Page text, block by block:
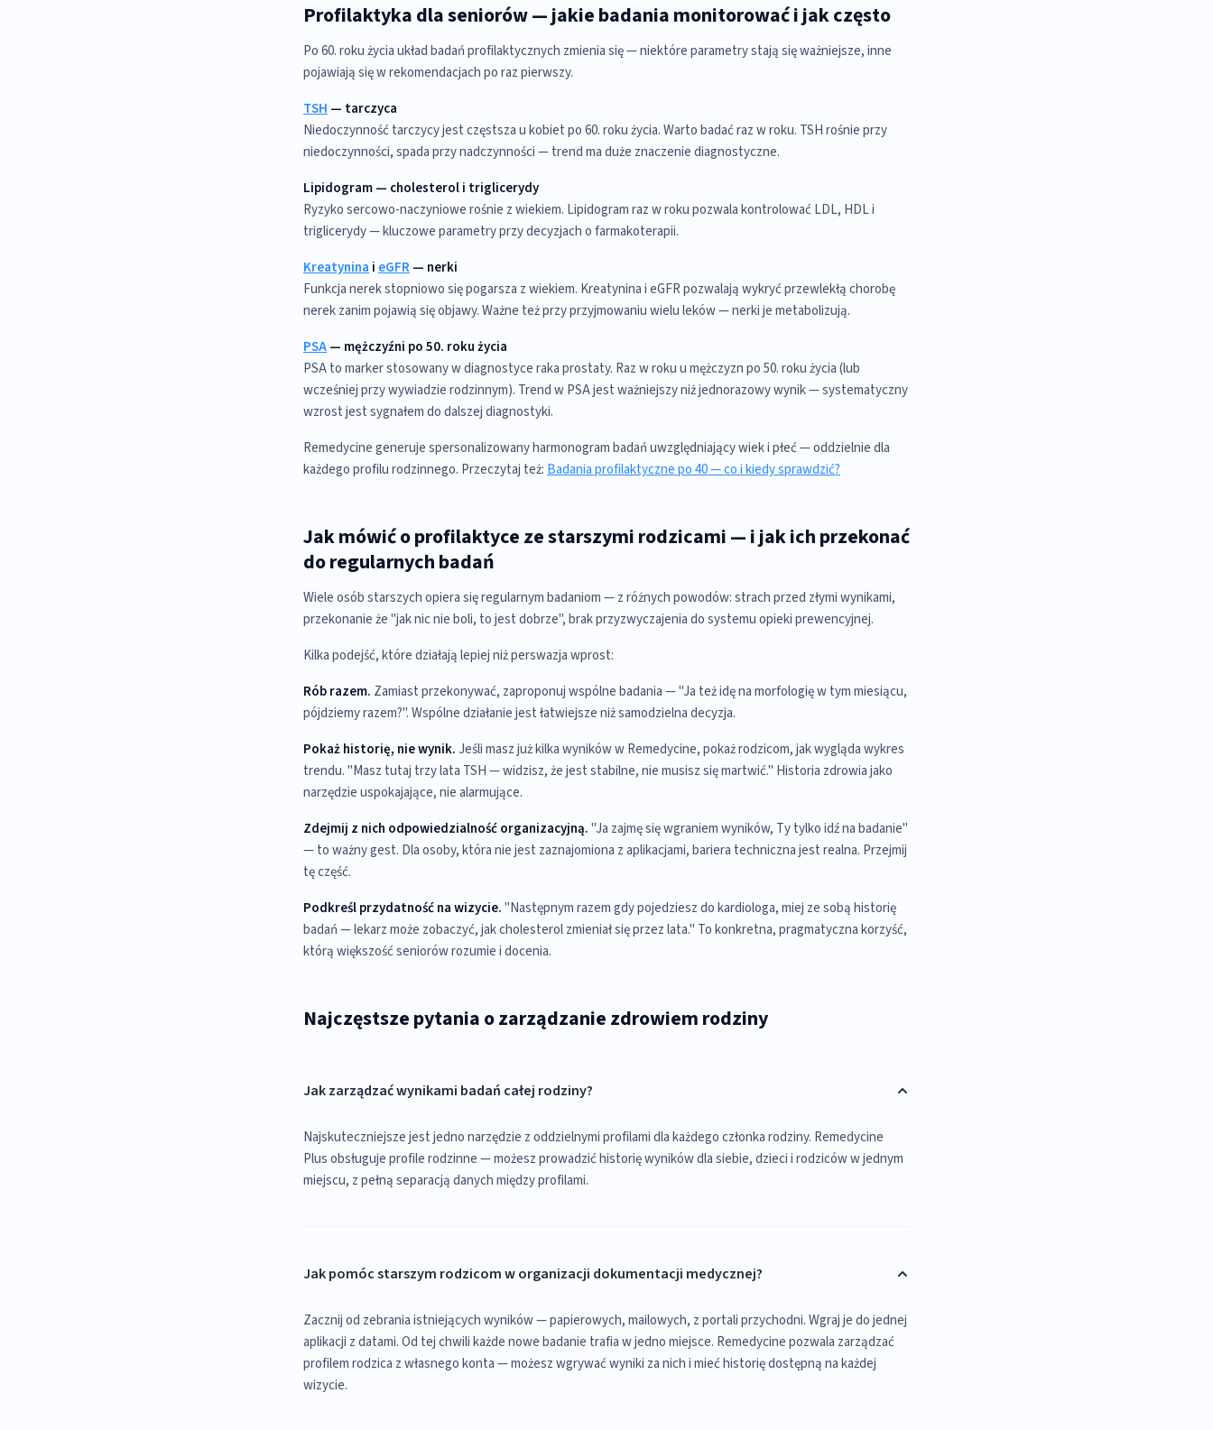
Profilaktyka dla seniorów — jakie badania monitorować i jak często
Po 60. roku życia układ badań profilaktycznych zmienia się — niektóre parametry stają się ważniejsze, inne
pojawiają się w rekomendacjach po raz pierwszy.
TSH — tarczyca
Niedoczynność tarczycy jest częstsza u kobiet po 60. roku życia. Warto badać raz w roku. TSH rośnie przy
niedoczynności, spada przy nadczynności — trend ma duże znaczenie diagnostyczne.
Lipidogram — cholesterol i triglicerydy
Ryzyko sercowo-naczyniowe rośnie z wiekiem. Lipidogram raz w roku pozwala kontrolować LDL, HDL i
triglicerydy — kluczowe parametry przy decyzjach o farmakoterapii.
Kreatynina i eGFR— nerki
Funkcja nerek stopniowo się pogarsza z wiekiem. Kreatynina i eGFR pozwalają wykryć przewlekłą chorobę
nerek zanim pojawią się objawy. Ważne też przy przyjmowaniu wielu leków — nerki je metabolizują.
PSA— mężczyźni po 50. roku życia
PSA to marker stosowany w diagnostyce raka prostaty. Raz w roku u mężczyzn po 50. roku życia (lub
wcześniej przy wywiadzie rodzinnym). Trend w PSA jest ważniejszy niż jednorazowy wynik — systematyczny
wzrost jest sygnałem do dalszej diagnostyki.
Remedycine generuje spersonalizowany harmonogram badań uwzględniający wiek i płeć — oddzielnie dla
każdego profilu rodzinnego. Przeczytaj też: Badania profilaktyczne po 40 — co i kiedy sprawdzić?
Jak mówić o profilaktyce ze starszymi rodzicami — i jak ich przekonać
do regularnych badań
Wiele osób starszych opiera się regularnym badaniom — z różnych powodów: strach przed złymi wynikami,
przekonanie że "jak nic nie boli, to jest dobrze", brak przyzwyczajenia do systemu opieki prewencyjnej.
Kilka podejść, które działają lepiej niż perswazja wprost:
Rób razem. Zamiast przekonywać, zaproponuj wspólne badania — "Ja też idę na morfologię w tym miesiącu,
pójdziemy razem?". Wspólne działanie jest łatwiejsze niż samodzielna decyzja.
Pokaż historię, nie wynik.Jeśli masz już kilka wyników w Remedycine, pokaż rodzicom, jak wygląda wykres
trendu. "Masz tutaj trzy lata TSH — widzisz, że jest stabilne, nie musisz się martwić." Historia zdrowia jako
narzędzie uspokajające, nie alarmujące.
Zdejmij z nich odpowiedzialność organizacyjną."Ja zajmę się wgraniem wyników, Ty tylko idź na badanie"
— to ważny gest. Dla osoby, która nie jest zaznajomiona z aplikacjami, bariera techniczna jest realna. Przejmij
tę część.
Podkreśl przydatność na wizycie."Następnym razem gdy pojedziesz do kardiologa, miej ze sobą historię
badań — lekarz może zobaczyć, jak cholesterol zmieniał się przez lata." To konkretna, pragmatyczna korzyść,
którą większość seniorów rozumie i docenia.
Najczęstsze pytania o zarządzanie zdrowiem rodziny
Jak zarządzać wynikami badań całej rodziny?
Najskuteczniejsze jest jedno narzędzie z oddzielnymi profilami dla każdego członka rodziny. Remedycine
Plus obsługuje profile rodzinne — możesz prowadzić historię wyników dla siebie, dzieci i rodziców w jednym
miejscu, z pełną separacją danych między profilami.
Jak pomóc starszym rodzicom w organizacji dokumentacji medycznej?
Zacznij od zebrania istniejących wyników — papierowych, mailowych, z portali przychodni. Wgraj je do jednej
aplikacji z datami. Od tej chwili każde nowe badanie trafia w jedno miejsce. Remedycine pozwala zarządzać
profilem rodzica z własnego konta — możesz wgrywać wyniki za nich i mieć historię dostępną na każdej
wizycie.